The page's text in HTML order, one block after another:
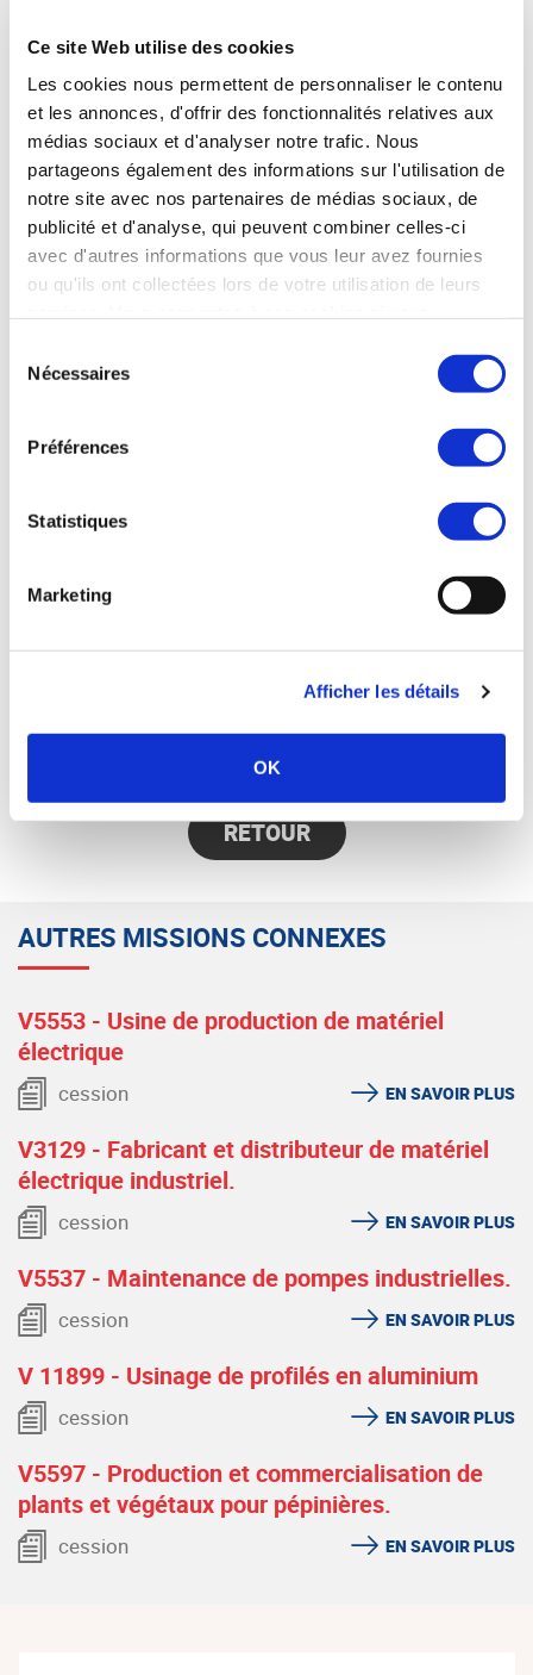
Ce site Web utilise des cookies
Les cookies nous permettent de personnaliser le contenu
et les annonces, d'offrir des fonctionnalités relatives aux
médias sociaux et d'analyser notre trafic. Nous
partageons également des informations sur l'utilisation de
notre site avec nos partenaires de médias sociaux, de
publicité et d'analyse, qui peuvent combiner celles-ci
avec d'autres informations que vous leur avez fournies
ou qu'ils ont collectées lors de votre utilisation de leurs
Nécessaires
Préférences
Statistiques
Marketing
Afficher les détails
OK
showroom et 1.700 m² d’ateliers. 40 places de
choix, loyer de marché.
Prix :
100% des titres sur proposition, immobilier en
option. Apports : 800 K€ en fonds propres
minimum.
CA moyen 3500 K€, REX normatif moyen 550 K€,
Trésorerie nette : 650 K€.
Effectif :
Damien GUILLARD — Synercom France Ouest
02 28 29 66 51 - 06 71 86 43 65
dguillard@synercom-france.fr
SYNERCOM OUEST
RETOUR
AUTRES MISSIONS CONNEXES
V5553 - Usine de production de matériel
électrique
cession EN SAVOIR PLUS
V3129 - Fabricant et distributeur de matériel
électrique industriel.
cession EN SAVOIR PLUS
V5537 - Maintenance de pompes industrielles.
cession EN SAVOIR PLUS
V 11899 - Usinage de profilés en aluminium
cession EN SAVOIR PLUS
V5597 - Production et commercialisation de
plants et végétaux pour pépinières.
cession EN SAVOIR PLUS